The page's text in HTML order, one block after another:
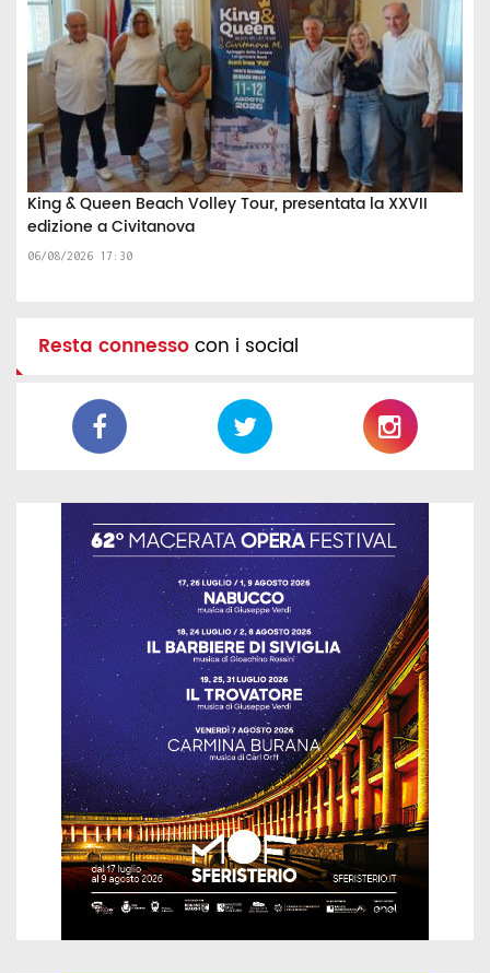
King & Queen Beach Volley Tour, presentata la XXVII
edizione a Civitanova
06/08/2026 17:30
Resta connessocon i social